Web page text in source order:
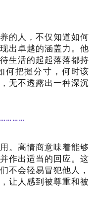
的人，不仅知道如何
出卓越的涵盖力。他
生活的起起落落都持
何把握分寸，何时该
无不透露出一种深沉
…………
。高情商意味着能够
作出适当的回应。这
不会轻易冒犯他人，
让人感到被尊重和被